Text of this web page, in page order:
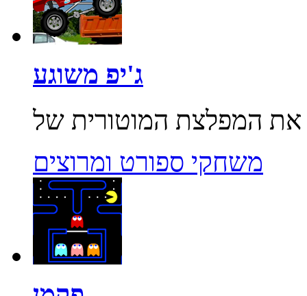
ג'יפ משוגע
משחקי ספורט ומרוצים